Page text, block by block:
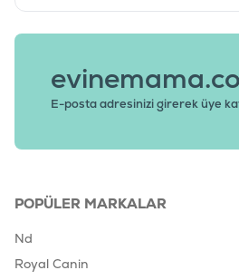
E-posta adresinizi girerek üye
POPÜLER MARKALAR
Nd
Royal Canin